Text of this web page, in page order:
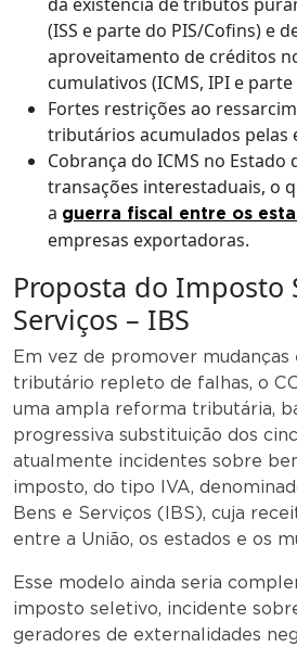
(ISS e parte do PIS/Cofins) e
aproveitamento de créditos
cumulativos (ICMS, IPI e
Fortes restrições ao
tributários acumulados pelas
Cobrança do ICMS no Estado
transações interestaduais, o
a guerra fiscal entre os
empresas exportadoras.
Proposta do Imposto
Serviços – IBS
Em vez de promover mudanças
tributário repleto de falhas, o
uma ampla reforma tributária,
progressiva substituição dos
atualmente incidentes sobre
imposto, do tipo IVA,
Bens e Serviços (IBS), cuja
entre a União, os estados e os
Esse modelo ainda seria
imposto seletivo, incidente
geradores de externalidades